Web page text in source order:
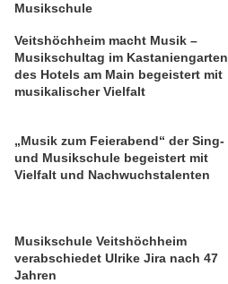
Musikschule
Veitshöchheim macht Musik –
Musikschultag im Kastaniengarten
des Hotels am Main begeistert mit
musikalischer Vielfalt
„Musik zum Feierabend“ der Sing-
und Musikschule begeistert mit
Vielfalt und Nachwuchstalenten
Musikschule Veitshöchheim
verabschiedet Ulrike Jira nach 47
Jahren